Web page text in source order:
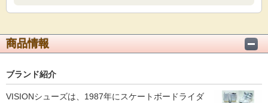
商品情報
ブランド紹介
VISIONシューズは、1987年にスケートボードライダ